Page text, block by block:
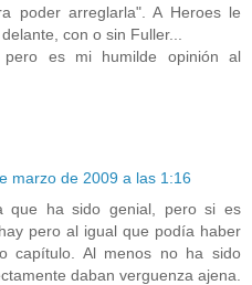
poder arreglarla". A Heroes le
con o sin Fuller...
es mi humilde opinión al
marzo de 2009 a las 1:16
que ha sido genial, pero si es
pero al igual que podía haber
capítulo. Al menos no ha sido
daban verguenza ajena.